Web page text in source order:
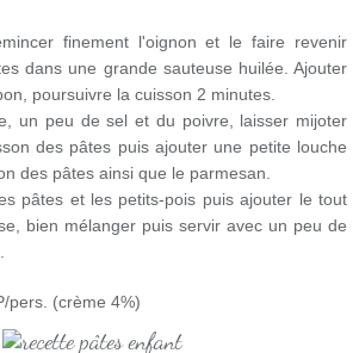
finement l'oignon et le faire revenir
dans une grande sauteuse huilée. Ajouter
poursuivre la cuisson 2 minutes.
un peu de sel et du poivre, laisser mijoter
des pâtes puis ajouter une petite louche
des pâtes ainsi que le parmesan.
pâtes et les petits-pois puis ajouter le tout
bien mélanger puis servir avec un peu de
pers. (crème 4%)